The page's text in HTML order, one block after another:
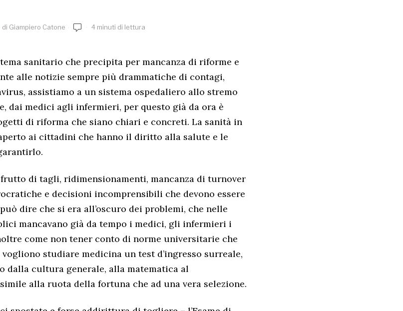
di Giampiero Catone 4 minuti di lettura
sanitario che precipita per mancanza di riforme e
alle notizie sempre più drammatiche di contagi,
assistiamo a un sistema ospedaliero allo stremo
dai medici agli infermieri, per questo già da ora è
di riforma che siano chiari e concreti. La sanità in
ai cittadini che hanno il diritto alla salute e le
di tagli, ridimensionamenti, mancanza di turnover
e decisioni incomprensibili che devono essere
dire che si era all’oscuro dei problemi, che nelle
mancavano già da tempo i medici, gli infermieri i
come non tener conto di norme universitarie che
studiare medicina un test d’ingresso surreale,
dalla cultura generale, alla matematica al
alla ruota della fortuna che ad una vera selezione.